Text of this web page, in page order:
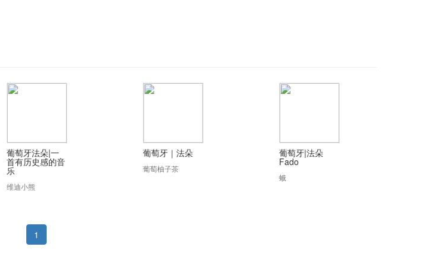
葡萄牙法朵|一
首有历史感的音
乐
维迪小熊
葡萄牙｜法朵
葡萄柚子茶
葡萄牙|法朵
Fado
蛾
1